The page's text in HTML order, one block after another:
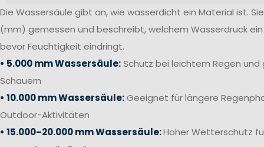
Die Wassersäule gibt an, wie wasserdicht ein Material ist.
(mm) gemessen und beschreibt, welchem Wasserdruck
bevor Feuchtigkeit eindringt.
• 5.000 mm Wassersäule:Schutz bei leichtem Regen
Schauern
• 10.000 mm Wassersäule:Geeignet für längere
Outdoor-Aktivitäten
• 15.000–20.000 mm Wassersäule:Hoher Wetterschutz